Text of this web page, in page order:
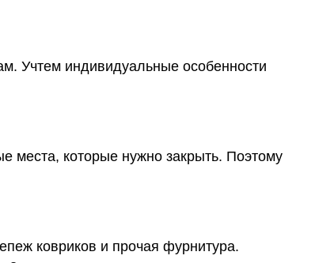
Учтем индивидуальные особенности
места, которые нужно закрыть. Поэтому
ковриков и прочая фурнитура.